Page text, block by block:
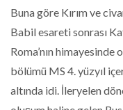
Buna göre Kırım ve
Babil esareti sonrası
Roma’nın himayesinde
bölümü MS 4. yüzyıl
altında idi. İleryelen